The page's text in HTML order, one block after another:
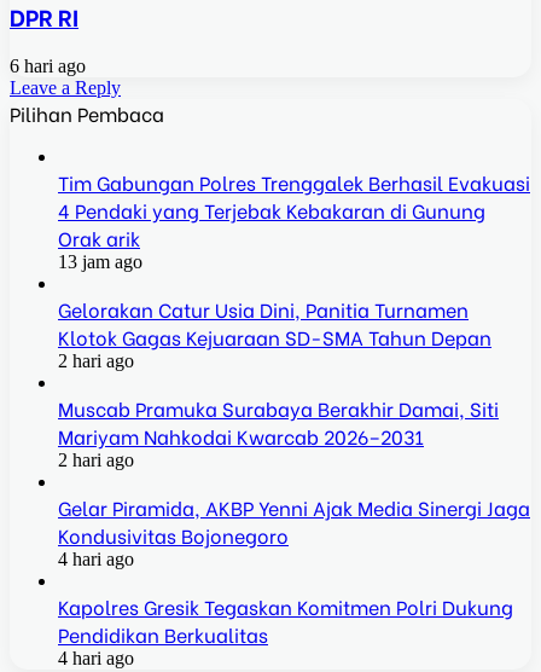
DPR RI
6 hari ago
Leave a Reply
Pilihan Pembaca
Tim Gabungan Polres Trenggalek Berhasil Evakuasi
4 Pendaki yang Terjebak Kebakaran di Gunung
Orak arik
13 jam ago
Gelorakan Catur Usia Dini, Panitia Turnamen
Klotok Gagas Kejuaraan SD-SMA Tahun Depan
2 hari ago
Muscab Pramuka Surabaya Berakhir Damai, Siti
Mariyam Nahkodai Kwarcab 2026–2031
2 hari ago
Gelar Piramida, AKBP Yenni Ajak Media Sinergi Jaga
Kondusivitas Bojonegoro
4 hari ago
Kapolres Gresik Tegaskan Komitmen Polri Dukung
Pendidikan Berkualitas
4 hari ago